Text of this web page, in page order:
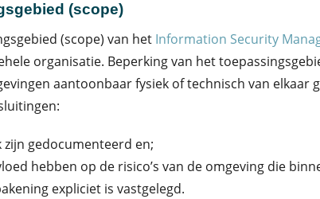
(scope)
(scope) van het Information Security
organisatie. Beperking van het
aantoonbaar fysiek of technisch van elkaar
zijn gedocumenteerd en;
hebben op de risico’s van de omgeving die
expliciet is vastgelegd.